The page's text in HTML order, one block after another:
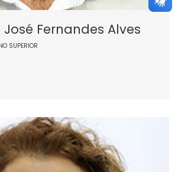
Fernandes Alves
SUPERIOR